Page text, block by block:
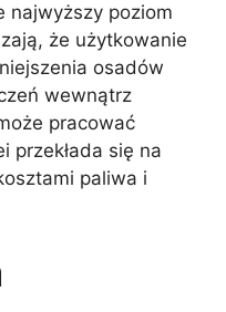
najwyższy poziom
że użytkowanie
osadów
wewnątrz
pracować
przekłada się na
paliwa i